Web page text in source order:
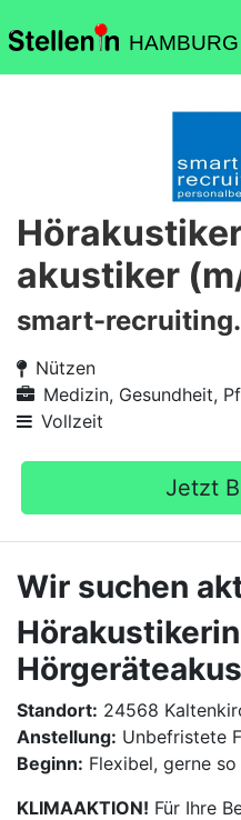
HAMBURG
akustiker
smart-
Nützen
Medizin, Gesundheit,
Vollzeit
Jetzt
Wir suchen
Standort: 24568
Anstellung: Unbefristete
Beginn: Flexibel, gerne
KLIMAAKTION! Für Ihre